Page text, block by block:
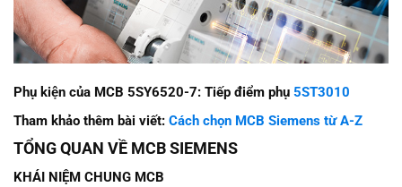
Phụ kiện của MCB 5SY6520-7: Tiếp điểm phụ 5ST3010
Tham khảo thêm bài viết: Cách chọn MCB Siemens từ A-Z
TỔNG QUAN VỀ MCB SIEMENS
KHÁI NIỆM CHUNG MCB